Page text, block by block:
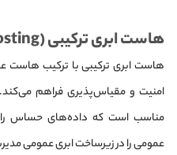
هاست ابری ترکیبی (Hybrid Cloud Hosting)
هاست ابری ترکیبی با ترکیب هاست
امنیت و مقیاس‌پذیری فراهم
مناسب است که داده‌های حساس
عمومی را در زیرساخت ابری عمومی